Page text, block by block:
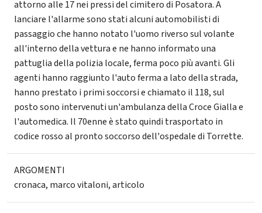
attorno alle 17 nei pressi del cimitero di Posatora. A
lanciare l'allarme sono stati alcuni automobilisti di
passaggio che hanno notato l'uomo riverso sul volante
all'interno della vettura e ne hanno informato una
pattuglia della polizia locale, ferma poco più avanti. Gli
agenti hanno raggiunto l'auto ferma a lato della strada,
hanno prestato i primi soccorsi e chiamato il 118, sul
posto sono intervenuti un'ambulanza della Croce Gialla e
l'automedica. Il 70enne è stato quindi trasportato in
codice rosso al pronto soccorso dell'ospedale di Torrette.
ARGOMENTI
cronaca, marco vitaloni,articolo